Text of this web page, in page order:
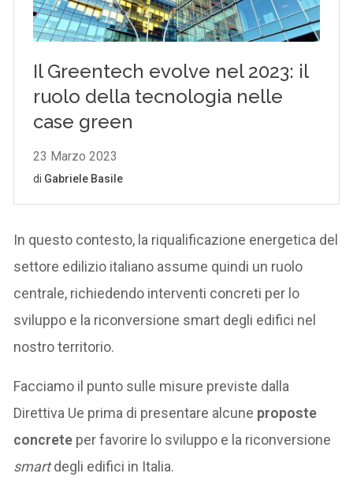
In questo contesto, la riqualificazione energetica del
settore edilizio italiano assume quindi un ruolo
centrale, richiedendo interventi concreti per lo
sviluppo e la riconversione smart degli edifici nel
nostro territorio.
Facciamo il punto sulle misure previste dalla
Direttiva Ue prima di presentare alcune proposte
concrete per favorire lo sviluppo e la riconversione
smartdegli edifici in Italia.